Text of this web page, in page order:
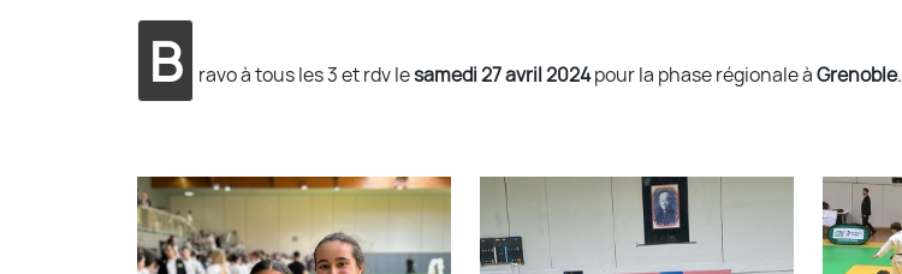
B ravo à tous les 3 et rdv lesamedi 27 avril 2024pour la phase régionale àGrenoble.